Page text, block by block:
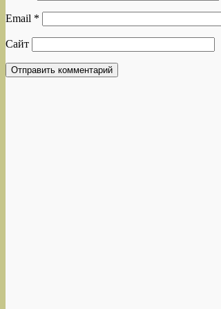
Email *
Сайт